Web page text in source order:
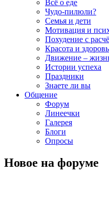
Всё о еде
Чудо-пилюли?
Семья и дети
Мотивация и
Похудение с
Красота и
Движение –
Истории успеха
Праздники
Знаете ли вы
Общение
Форум
Линеечки
Галерея
Блоги
Опросы
Новое на форуме